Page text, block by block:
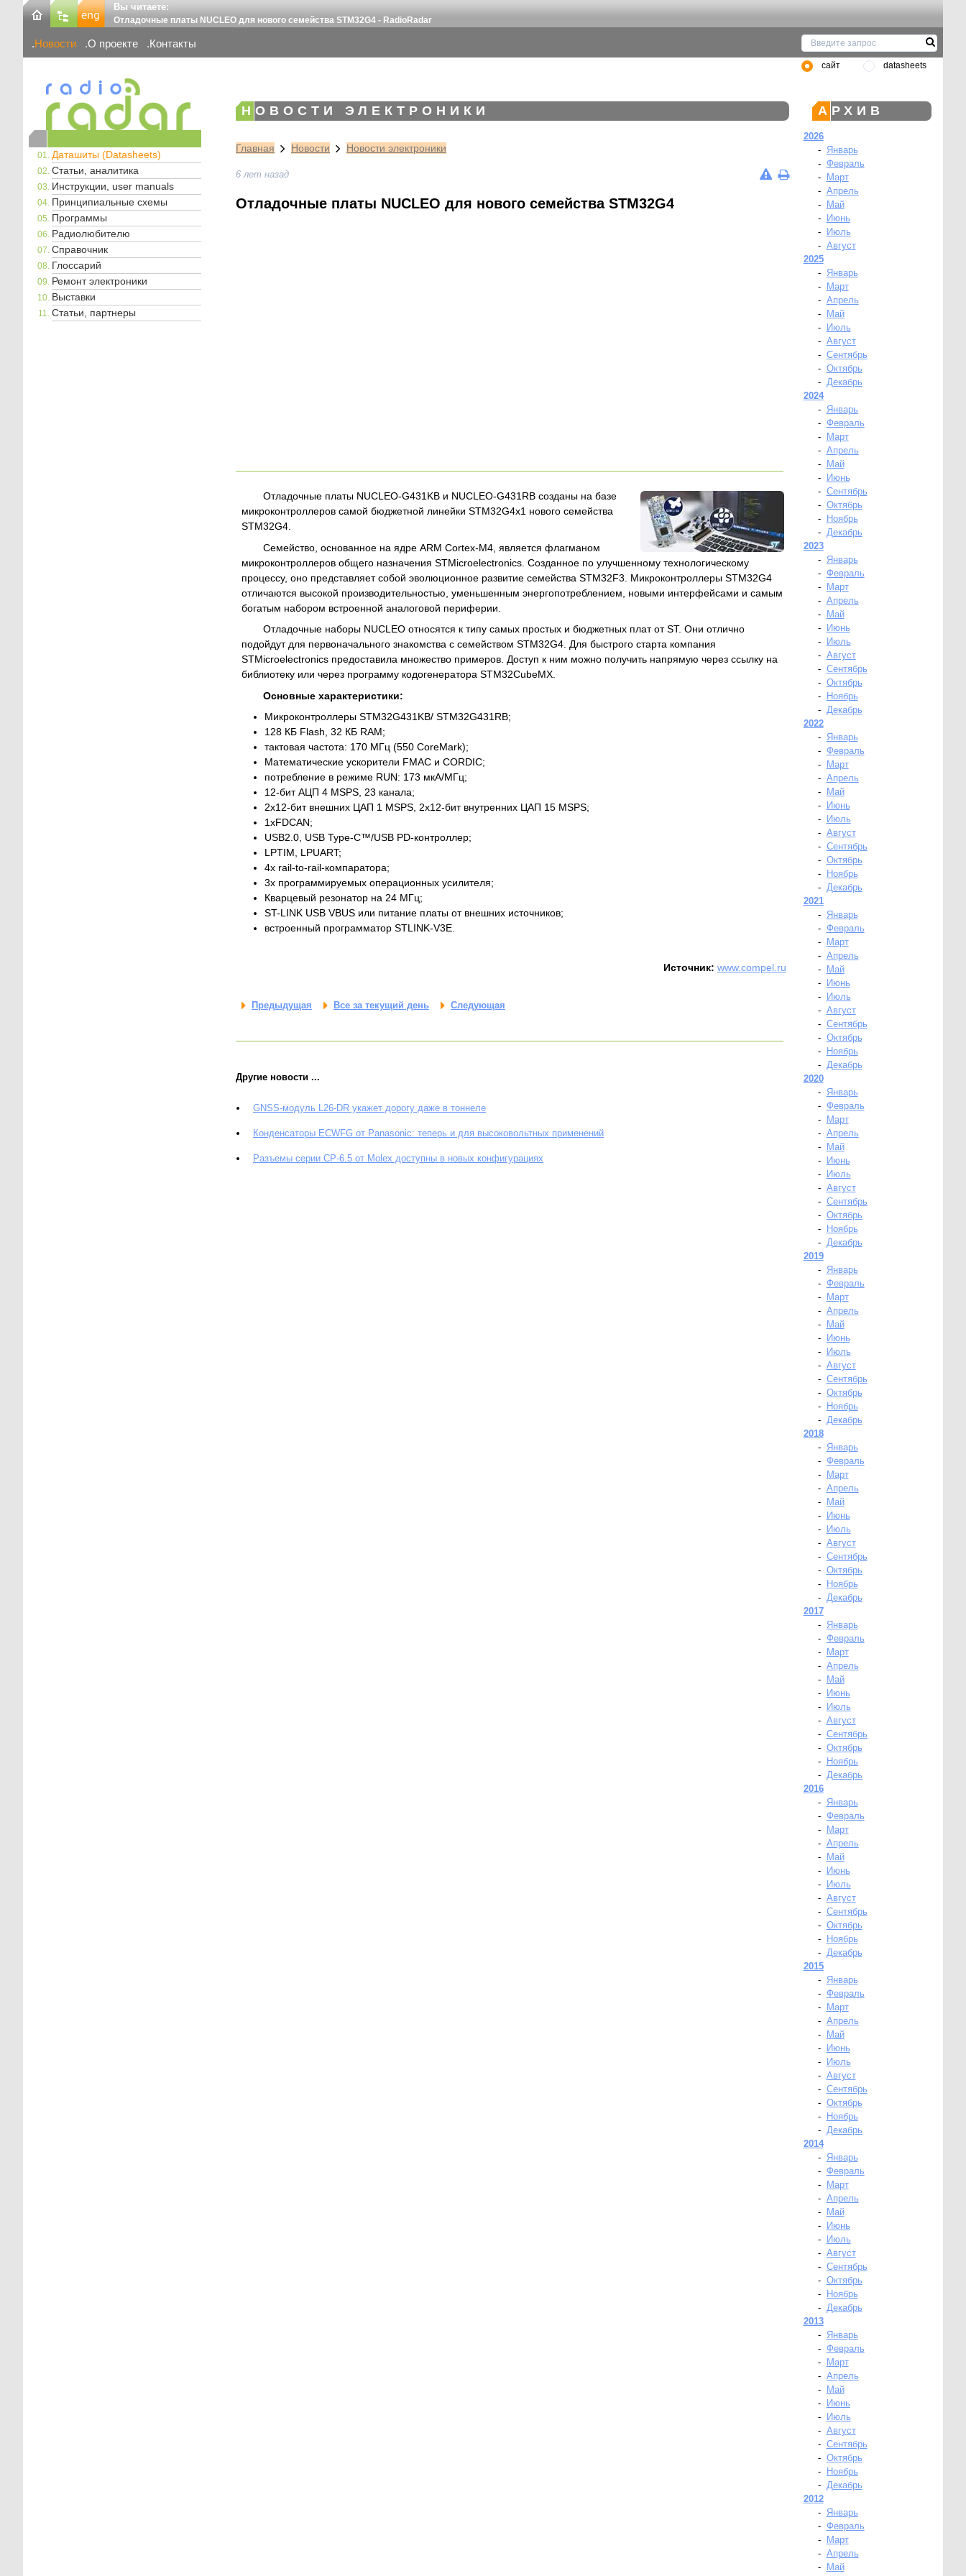
Вы читаете:
Отладочные платы NUCLEO для нового семейства STM32G4 - RadioRadar
Новости О проекте Контакты
сайт datasheets
Даташиты (Datasheets)
Статьи, аналитика
Инструкции, user manuals
Принципиальные схемы
Программы
Радиолюбителю
Справочник
Глоссарий
Ремонт электроники
Выставки
Статьи, партнеры
НОВОСТИ ЭЛЕКТРОНИКИ
Главная Новости Новости электроники
6 лет назад
Отладочные платы NUCLEO для нового семейства STM32G4
Отладочные платы NUCLEO-G431KB и NUCLEO-G431RB созданы на базе
микроконтроллеров самой бюджетной линейки STM32G4x1 нового семейства
STM32G4.
Семейство, основанное на ядре ARM Cortex-M4, является флагманом
микроконтроллеров общего назначения STMicroelectronics. Созданное по улучшенному технологическому
процессу, оно представляет собой эволюционное развитие семейства STM32F3. Микроконтроллеры STM32G4
отличаются высокой производительностью, уменьшенным энергопотреблением, новыми интерфейсами и самым
богатым набором встроенной аналоговой периферии.
Отладочные наборы NUCLEO относятся к типу самых простых и бюджетных плат от ST. Они отлично
подойдут для первоначального знакомства с семейством STM32G4. Для быстрого старта компания
STMicroelectronics предоставила множество примеров. Доступ к ним можно получить напрямую через ссылку на
библиотеку или через программу кодогенератора STM32CubeMX.
Основные характеристики:
Микроконтроллеры STM32G431KB/ STM32G431RB;
128 КБ Flash, 32 КБ RAM;
тактовая частота: 170 МГц (550 CoreMark);
Математические ускорители FMAC и CORDIC;
потребление в режиме RUN: 173 мкА/МГц;
12-бит АЦП 4 MSPS, 23 канала;
2х12-бит внешних ЦАП 1 MSPS, 2х12-бит внутренних ЦАП 15 MSPS;
1xFDCAN;
USB2.0, USB Type-C™/USB PD-контроллер;
LPTIM, LPUART;
4x rail-to-rail-компаратора;
3x программируемых операционных усилителя;
Кварцевый резонатор на 24 МГц;
ST-LINK USB VBUS или питание платы от внешних источников;
встроенный программатор STLINK-V3E.
Источник: www.compel.ru
Предыдущая Все за текущий день Следующая
Другие новости ...
GNSS-модуль L26-DR укажет дорогу даже в тоннеле
Конденсаторы ECWFG от Panasonic: теперь и для высоковольтных применений
Разъемы серии CP-6.5 от Molex доступны в новых конфигурациях
АРХИВ
2026
-
Январь
- Февраль
-
Март
- Апрель
-
Май
-
Июнь
-
Июль
- Август
2025
-
Январь
-
Март
- Апрель
-
Май
-
Июль
- Август
- Сентябрь
- Октябрь
- Декабрь
2024
-
Январь
- Февраль
-
Март
- Апрель
-
Май
-
Июнь
- Сентябрь
- Октябрь
-
Ноябрь
- Декабрь
2023
-
Январь
- Февраль
-
Март
- Апрель
-
Май
-
Июнь
-
Июль
- Август
- Сентябрь
- Октябрь
-
Ноябрь
- Декабрь
2022
-
Январь
- Февраль
-
Март
- Апрель
-
Май
-
Июнь
-
Июль
- Август
- Сентябрь
- Октябрь
-
Ноябрь
- Декабрь
2021
-
Январь
- Февраль
-
Март
- Апрель
-
Май
-
Июнь
-
Июль
- Август
- Сентябрь
- Октябрь
-
Ноябрь
- Декабрь
2020
-
Январь
- Февраль
-
Март
- Апрель
-
Май
-
Июнь
-
Июль
- Август
- Сентябрь
- Октябрь
-
Ноябрь
- Декабрь
2019
-
Январь
- Февраль
-
Март
- Апрель
-
Май
-
Июнь
-
Июль
- Август
- Сентябрь
- Октябрь
-
Ноябрь
- Декабрь
2018
-
Январь
- Февраль
-
Март
- Апрель
-
Май
-
Июнь
-
Июль
- Август
- Сентябрь
- Октябрь
-
Ноябрь
- Декабрь
2017
-
Январь
- Февраль
-
Март
- Апрель
-
Май
-
Июнь
-
Июль
- Август
- Сентябрь
- Октябрь
-
Ноябрь
- Декабрь
2016
-
Январь
- Февраль
-
Март
- Апрель
-
Май
-
Июнь
-
Июль
- Август
- Сентябрь
- Октябрь
-
Ноябрь
- Декабрь
2015
-
Январь
- Февраль
-
Март
- Апрель
-
Май
-
Июнь
-
Июль
- Август
- Сентябрь
- Октябрь
-
Ноябрь
- Декабрь
2014
-
Январь
- Февраль
-
Март
- Апрель
-
Май
-
Июнь
-
Июль
- Август
- Сентябрь
- Октябрь
-
Ноябрь
- Декабрь
2013
-
Январь
- Февраль
-
Март
- Апрель
-
Май
-
Июнь
-
Июль
- Август
- Сентябрь
- Октябрь
-
Ноябрь
- Декабрь
2012
-
Январь
- Февраль
-
Март
- Апрель
-
Май